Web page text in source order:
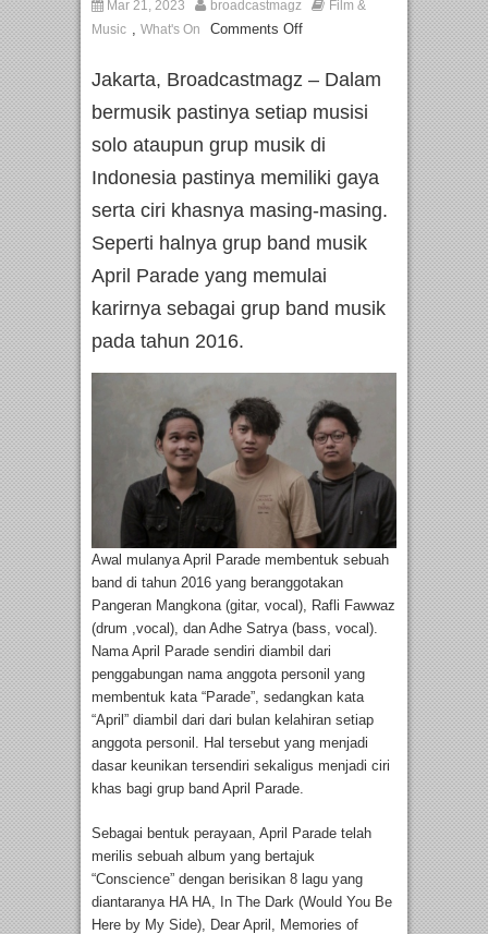
Mar 21, 2023 broadcastmagz
Film &
Music , What's On Comments Off
Jakarta, Broadcastmagz – Dalam
bermusik pastinya setiap musisi
solo ataupun grup musik di
Indonesia pastinya memiliki gaya
serta ciri khasnya masing-masing.
Seperti halnya grup band musik
April Parade yang memulai
karirnya sebagai grup band musik
pada tahun 2016.
Awal mulanya April Parade membentuk sebuah
band di tahun 2016 yang beranggotakan
Pangeran Mangkona (gitar, vocal), Rafli Fawwaz
(drum ,vocal), dan Adhe Satrya (bass, vocal).
Nama April Parade sendiri diambil dari
penggabungan nama anggota personil yang
membentuk kata “Parade”, sedangkan kata
“April” diambil dari dari bulan kelahiran setiap
anggota personil. Hal tersebut yang menjadi
dasar keunikan tersendiri sekaligus menjadi ciri
khas bagi grup band April Parade.
Sebagai bentuk perayaan, April Parade telah
merilis sebuah album yang bertajuk
“Conscience” dengan berisikan 8 lagu yang
diantaranya HA HA, In The Dark (Would You Be
Here by My Side), Dear April, Memories of